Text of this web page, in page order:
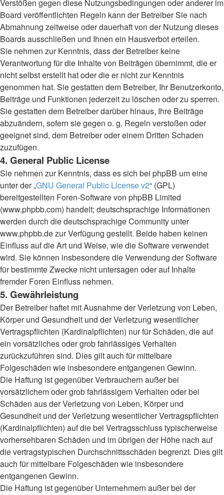
Verstößen gegen diese Nutzungsbedingungen oder anderer im
Board veröffentlichten Regeln kann der Betreiber Sie nach
Abmahnung zeitweise oder dauerhaft von der Nutzung dieses
Boards ausschließen und Ihnen ein Hausverbot erteilen.
Sie nehmen zur Kenntnis, dass der Betreiber keine
Verantwortung für die Inhalte von Beiträgen übernimmt, die er
nicht selbst erstellt hat oder die er nicht zur Kenntnis
genommen hat. Sie gestatten dem Betreiber, Ihr Benutzerkonto,
Beiträge und Funktionen jederzeit zu löschen oder zu sperren.
Sie gestatten dem Betreiber darüber hinaus, Ihre Beiträge
abzuändern, sofern sie gegen o. g. Regeln verstoßen oder
geeignet sind, dem Betreiber oder einem Dritten Schaden
zuzufügen.
4. General Public License
Sie nehmen zur Kenntnis, dass es sich bei phpBB um eine
unter der „GNU General Public License v2“ (GPL)
bereitgestellten Foren-Software von phpBB Limited
(www.phpbb.com) handelt; deutschsprachige Informationen
werden durch die deutschsprachige Community unter
www.phpbb.de zur Verfügung gestellt. Beide haben keinen
Einfluss auf die Art und Weise, wie die Software verwendet
wird. Sie können insbesondere die Verwendung der Software
für bestimmte Zwecke nicht untersagen oder auf Inhalte
fremder Foren Einfluss nehmen.
5. Gewährleistung
Der Betreiber haftet mit Ausnahme der Verletzung von Leben,
Körper und Gesundheit und der Verletzung wesentlicher
Vertragspflichten (Kardinalpflichten) nur für Schäden, die auf
ein vorsätzliches oder grob fahrlässiges Verhalten
zurückzuführen sind. Dies gilt auch für mittelbare
Folgeschäden wie insbesondere entgangenen Gewinn.
Die Haftung ist gegenüber Verbrauchern außer bei
vorsätzlichem oder grob fahrlässigem Verhalten oder bei
Schäden aus der Verletzung von Leben, Körper und
Gesundheit und der Verletzung wesentlicher Vertragspflichten
(Kardinalpflichten) auf die bei Vertragsschluss typischerweise
vorhersehbaren Schäden und im übrigen der Höhe nach auf
die vertragstypischen Durchschnittsschäden begrenzt. Dies gilt
auch für mittelbare Folgeschäden wie insbesondere
entgangenen Gewinn.
Die Haftung ist gegenüber Unternehmern außer bei der